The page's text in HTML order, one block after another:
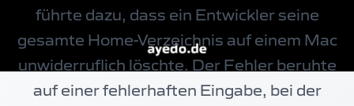
führte dazu, dass ein Entwickler seine
gesamte Home-Verzeichnis auf einem Mac
unwiderruflich löschte. Der Fehler beruhte
auf einer fehlerhaften Eingabe, bei der